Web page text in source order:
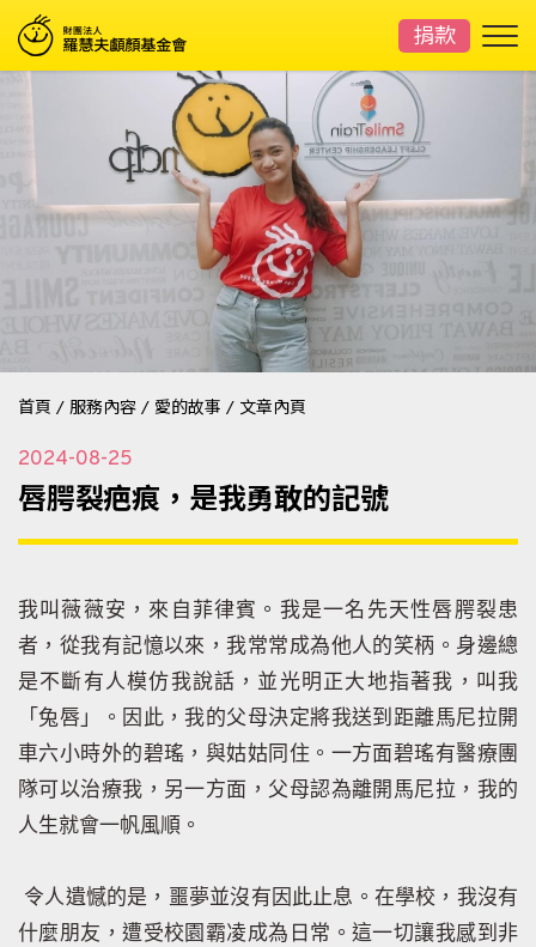
捐款
首頁 / 服務內容 / 愛的故事 / 文章內頁
2024-08-25
唇腭裂疤痕，是我勇敢的記號
我叫薇薇安，來自菲律賓。我是一名先天性唇腭裂患
者，從我有記憶以來，我常常成為他人的笑柄。身邊總
是不斷有人模仿我說話，並光明正大地指著我，叫我
「兔唇」。因此，我的父母決定將我送到距離馬尼拉開
車六小時外的碧瑤，與姑姑同住。一方面碧瑤有醫療團
隊可以治療我，另一方面，父母認為離開馬尼拉，我的
人生就會一帆風順。
令人遺憾的是，噩夢並沒有因此止息。在學校，我沒有
什麼朋友，遭受校園霸凌成為日常。這一切讓我感到非